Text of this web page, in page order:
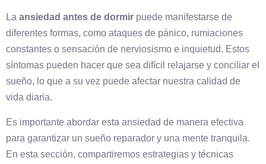
La ansiedad antes de dormir puede manifestarse de
diferentes formas, como ataques de pánico, rumiaciones
constantes o sensación de nerviosismo e inquietud. Estos
síntomas pueden hacer que sea difícil relajarse y conciliar el
sueño, lo que a su vez puede afectar nuestra calidad de
vida diaria.
Es importante abordar esta ansiedad de manera efectiva
para garantizar un sueño reparador y una mente tranquila.
En esta sección, compartiremos estrategias y técnicas